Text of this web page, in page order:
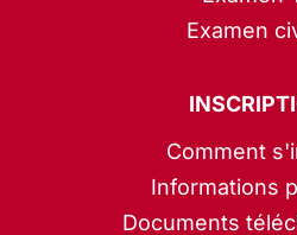
Examen
Comment
Informations
Documents